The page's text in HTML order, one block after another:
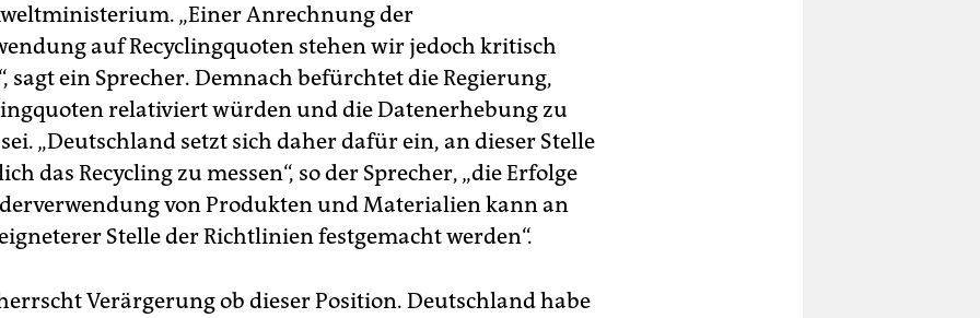
„Einer Anrechnung der
auf Recyclingquoten stehen wir jedoch kritisch
sagt ein Sprecher. Demnach befürchtet die Regierung,
relativiert würden und die Datenerhebung zu
„Deutschland setzt sich daher dafür ein, an dieser Stelle
das Recycling zu messen“, so der Sprecher, „die Erfolge
von Produkten und Materialien kann an
Stelle der Richtlinien festgemacht werden“.
Verärgerung ob dieser Position. Deutschland habe